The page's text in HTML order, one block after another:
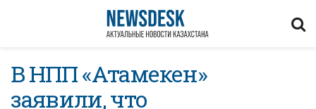
В НПП «Атамекен»
заявили, что